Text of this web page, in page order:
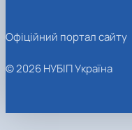
Офіційний портал сайту
© 2026 НУБІП Україна